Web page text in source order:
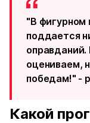
"В фигурном
поддается
оцениваем,
победам!" -
Какой